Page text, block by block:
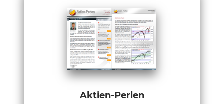
Aktien-Perlen